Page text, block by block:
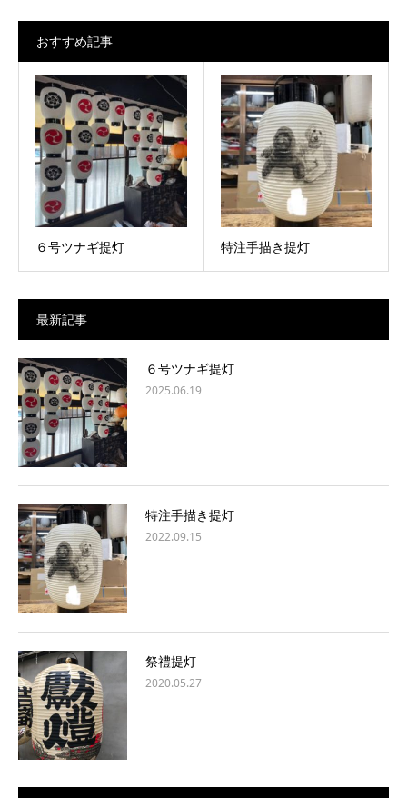
おすすめ記事
６号ツナギ提灯 特注手描き提灯
最新記事
６号ツナギ提灯
2025.06.19
特注手描き提灯
2022.09.15
祭禮提灯
2020.05.27